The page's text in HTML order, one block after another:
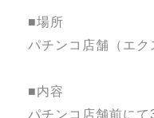
■場所
パチンコ店舗（エク
■内容
パチンコ店舗前にて